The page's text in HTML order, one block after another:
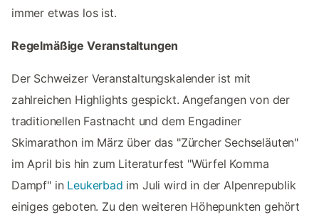
immer etwas los ist.
Regelmäßige Veranstaltungen
Der Schweizer Veranstaltungskalender ist mit
zahlreichen Highlights gespickt. Angefangen von der
traditionellen Fastnacht und dem Engadiner
Skimarathon im März über das "Zürcher Sechseläuten"
im April bis hin zum Literaturfest "Würfel Komma
Dampf" in Leukerbad im Juli wird in der Alpenrepublik
einiges geboten. Zu den weiteren Höhepunkten gehört